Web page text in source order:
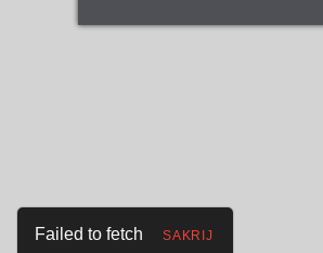
Failed to fetch SAKRIJ